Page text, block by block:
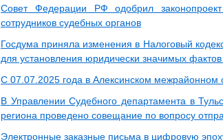
Совет Федерации РФ одобрил
сотрудников судебных органов
Госдума приняла изменения в Налоговый
для установления юридически значимых
С 07.07.2025 года в Алексинском межрайонном
В Управлении Судебного департамента в
региона проведено совещание по вопросу
Электронные заказные письма в цифровую